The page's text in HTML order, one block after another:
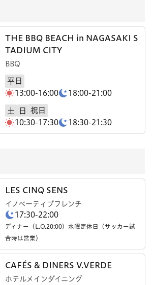
THE BBQ BEACH in NAGASAKI S
TADIUM CITY
BBQ
平日
13:00-16:00
18:00-21:00
土 日
祝日
10:30-17:30
18:30-21:30
LES CINQ SENS
イノベーティブフレンチ
17:30-22:00
ディナー（L.O.20:00）水曜定休日（サッカー試
合時は営業）
CAFÉS & DINERS V.VERDE
ホテルメインダイニング